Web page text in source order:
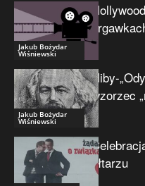
Jakub Bożydar
Wiśniewski
Jakub Bożydar
Wiśniewski
Niby-
wzorzec
ołtarzu